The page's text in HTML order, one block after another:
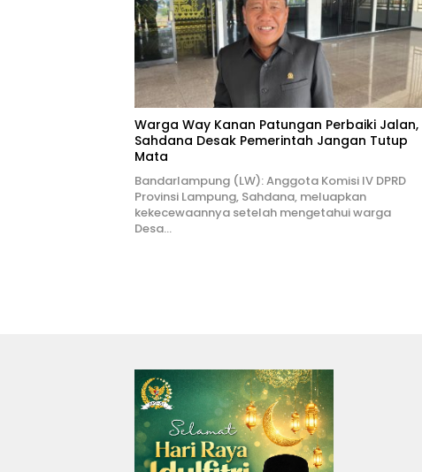
Warga Way Kanan Patungan Perbaiki Jalan,
Sahdana Desak Pemerintah Jangan Tutup
Mata
Bandarlampung (LW): Anggota Komisi IV DPRD
Provinsi Lampung, Sahdana, meluapkan
kekecewaannya setelah mengetahui warga
Desa…